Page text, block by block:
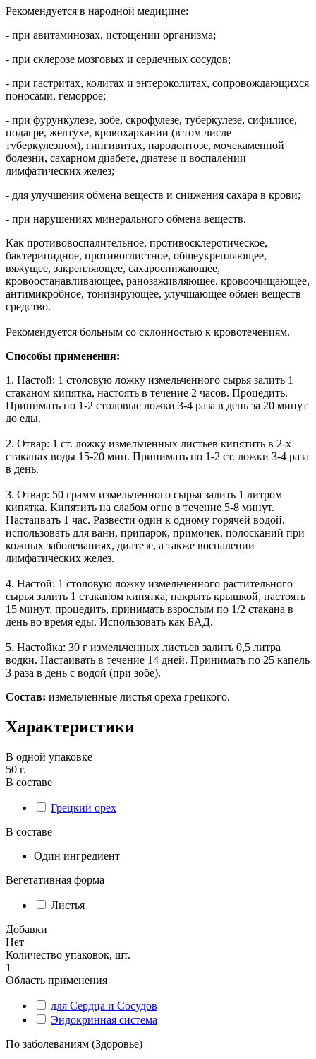
Рекомендуется в народной медицине:
- при авитаминозах, истощении организма;
- при склерозе мозговых и сердечных сосудов;
- при гастритах, колитах и энтероколитах, сопровождающихся
поносами, геморрое;
- при фурункулезе, зобе, скрофулезе, туберкулезе, сифилисе,
подагре, желтухе, кровохаркании (в том числе
туберкулезном), гингивитах, пародонтозе, мочекаменной
болезни, сахарном диабете, диатезе и воспалении
лимфатических желез;
- для улучшения обмена веществ и снижения сахара в крови;
- при нарушениях минерального обмена веществ.
Как противовоспалительное, противосклеротическое,
бактерицидное, противоглистное, общеукрепляющее,
вяжущее, закрепляющее, сахароснижающее,
кровоостанавливающее, ранозаживляющее, кровоочищающее,
антимикробное, тонизирующее, улучшающее обмен веществ
средство.
Рекомендуется больным со склонностью к кровотечениям.
Способы применения:
1. Настой: 1 столовую ложку измельченного сырья залить 1
стаканом кипятка, настоять в течение 2 часов. Процедить.
Принимать по 1-2 столовые ложки 3-4 раза в день за 20 минут
до еды.
2. Отвар: 1 ст. ложку измельченных листьев кипятить в 2-х
стаканах воды 15-20 мин. Принимать по 1-2 ст. ложки 3-4 раза
в день.
3. Отвар: 50 грамм измельченного сырья залить 1 литром
кипятка. Кипятить на слабом огне в течение 5-8 минут.
Настаивать 1 час. Развести один к одному горячей водой,
использовать для ванн, припарок, примочек, полосканий при
кожных заболеваниях, диатезе, а также воспалении
лимфатических желез.
4. Настой: 1 столовую ложку измельченного растительного
сырья залить 1 стаканом кипятка, накрыть крышкой, настоять
15 минут, процедить, принимать взрослым по 1/2 стакана в
день во время еды. Использовать как БАД.
5. Настойка: 30 г измельченных листьев залить 0,5 литра
водки. Настаивать в течение 14 дней. Принимать по 25 капель
3 раза в день с водой (при зобе).
Состав: измельченные листья ореха грецкого.
Характеристики
В одной упаковке
50 г.
В составе
Грецкий орех
В составе
Один ингредиент
Вегетативная форма
Листья
Добавки
Нет
Количество упаковок, шт.
1
Область применения
для Сердца и Сосудов
Эндокринная система
По заболеваниям (Здоровье)